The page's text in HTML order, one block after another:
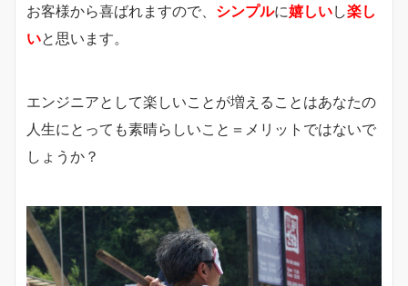
お客様から喜ばれますので、 シンプルに嬉しいし楽し
いと思います。
エンジニアとして楽しいことが増えることはあなたの
人生にとっても素晴らしいこと＝メリットではないで
しょうか？